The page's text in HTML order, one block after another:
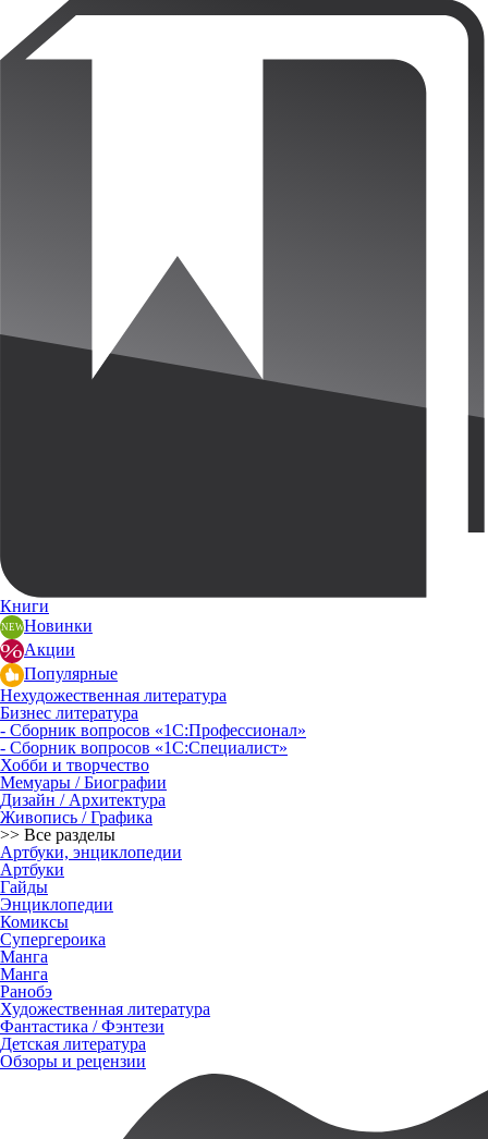
Книги
Новинки
Акции
Популярные
Нехудожественная литература
Бизнес литература
- Сборник вопросов «1С:Профессионал»
- Сборник вопросов «1С:Специалист»
Хобби и творчество
Мемуары / Биографии
Дизайн / Архитектура
Живопись / Графика
>> Все разделы
Артбуки, энциклопедии
Артбуки
Гайды
Энциклопедии
Комиксы
Супергероика
Манга
Манга
Ранобэ
Художественная литература
Фантастика / Фэнтези
Детская литература
Обзоры и рецензии